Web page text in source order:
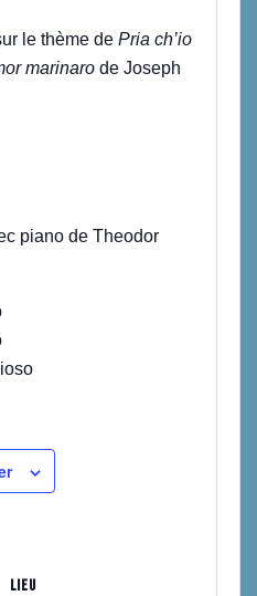
le thème de Pria ch’io
marinaro de Joseph
piano de Theodor
LIEU